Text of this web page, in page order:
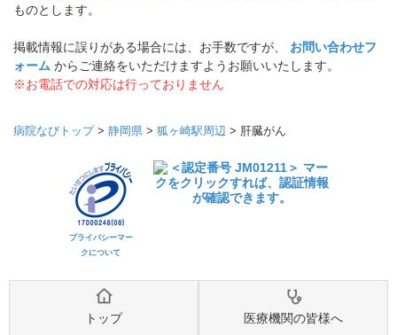
ものとします。
掲載情報に誤りがある場合には、お手数ですが、 お問い合わせフ
ォーム からご連絡をいただけますようお願いいたします。
※お電話での対応は行っておりません
病院なびトップ> 静岡県 > 狐ヶ崎駅周辺 > 肝臓がん
プライバシーマー
クについて
トップ 医療機関の皆様へ